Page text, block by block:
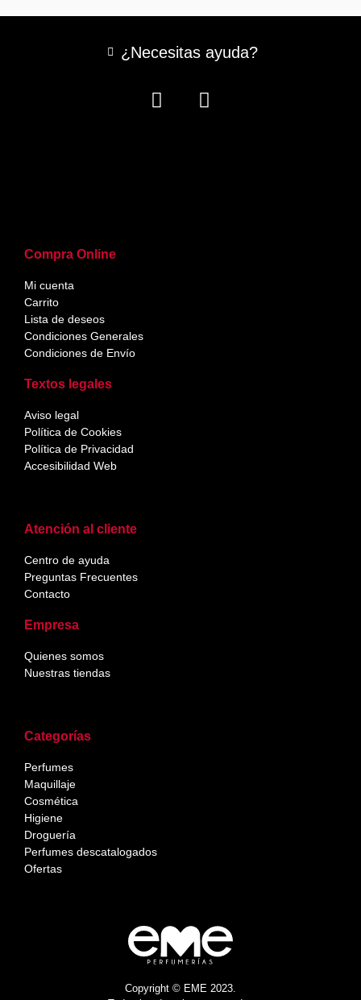
Copyright © EME 2023.
Categorías
Perfumes
Maquillaje
Cosmética
Higiene
Droguería
Perfumes descatalogados
Ofertas
Atención al cliente
Centro de ayuda
Preguntas Frecuentes
Contacto
Empresa
Quienes somos
Nuestras tiendas
Compra Online
Mi cuenta
Carrito
Lista de deseos
Condiciones Generales
Condiciones de Envío
Textos legales
Aviso legal
Política de Cookies
Política de Privacidad
Accesibilidad Web
¿Necesitas ayuda?